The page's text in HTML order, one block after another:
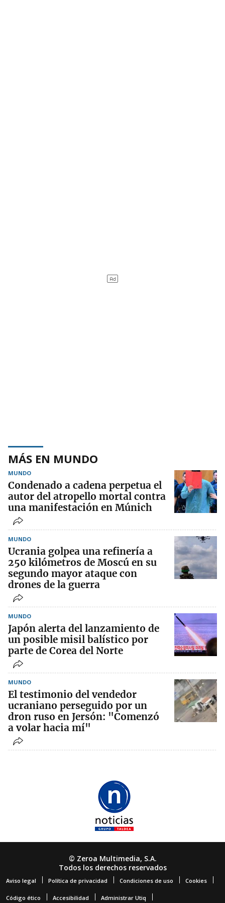
MÁS EN MUNDO
MUNDO
Condenado a cadena perpetua el
autor del atropello mortal contra
una manifestación en Múnich
MUNDO
Ucrania golpea una refinería a
250 kilómetros de Moscú en su
segundo mayor ataque con
drones de la guerra
MUNDO
Japón alerta del lanzamiento de
un posible misil balístico por
parte de Corea del Norte
MUNDO
El testimonio del vendedor
ucraniano perseguido por un
dron ruso en Jersón: "Comenzó
a volar hacia mí"
© Zeroa Multimedia, S.A.
Todos los derechos reservados
Aviso legal Política de privacidad Condiciones de uso Cookies
Código ético Accesibilidad Administrar Utiq